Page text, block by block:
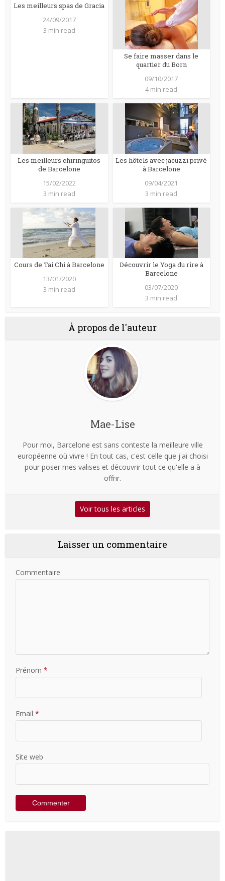
Les meilleurs spas de Gracia
24/09/2017
3 min read
Se faire masser dans le
quartier du Born
09/10/2017
4 min read
Les meilleurs chiringuitos
de Barcelone
15/02/2022
3 min read
Les hôtels avec jacuzzi privé
à Barcelone
09/04/2021
3 min read
Cours de Tai Chi à Barcelone
13/01/2020
3 min read
Découvrir le Yoga du rire à
Barcelone
03/07/2020
3 min read
À propos de l'auteur
Mae-Lise
Pour moi, Barcelone est sans conteste la meilleure ville
européenne où vivre ! En tout cas, c'est celle que j'ai choisi
pour poser mes valises et découvrir tout ce qu'elle a à
offrir.
Voir tous les articles
Laisser un commentaire
Commentaire
Prénom *
Email *
Site web